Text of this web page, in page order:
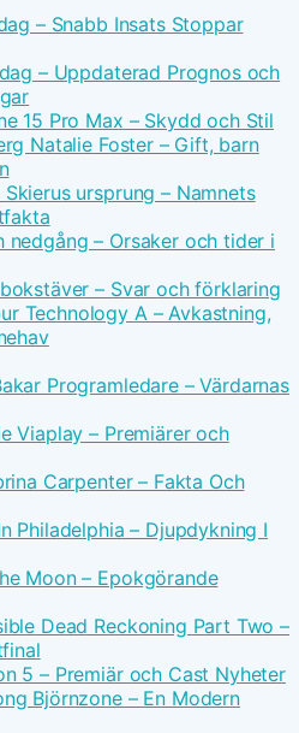
– Snabb Insats Stoppar
– Uppdaterad Prognos och
15 Pro Max – Skydd och Stil
Natalie Foster – Gift, barn
ursprung – Namnets
nedgång – Orsaker och tider i
– Svar och förklaring
Technology A – Avkastning,
Programledare – Värdarnas
Viaplay – Premiärer och
Carpenter – Fakta Och
Philadelphia – Djupdykning I
Moon – Epokgörande
Dead Reckoning Part Two –
5 – Premiär och Cast Nyheter
Björnzone – En Modern